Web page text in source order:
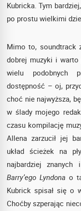
Kubricka. Tym
po prostu wielkimi
Mimo to, soundtrack
dobrej muzyki i
wielu podobnych
dostępność – oj,
choć nie najwyższa,
w ślady mojego
czasu kompilację
Allena zarzucił jej
układ ścieżek na
najbardziej znanych
Barry’ego Lyndona o
Kubrick spisał się o
Choćby szperając